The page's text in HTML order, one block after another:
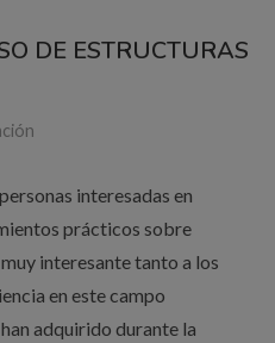
DE ESTRUCTURAS
interesadas en
prácticos sobre
interesante tanto a los
en este campo
adquirido durante la